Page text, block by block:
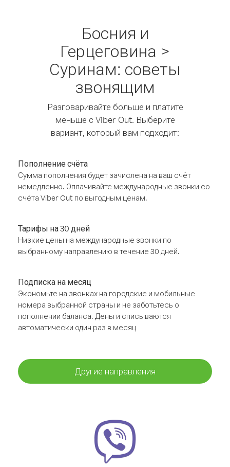
Босния и
Герцеговина >
Суринам: советы
звонящим
Разговаривайте больше и платите
меньше с Viber Out. Выберите
вариант, который вам подходит:
Пополнение счёта
Сумма пополнения будет зачислена на ваш счёт
немедленно. Оплачивайте международные звонки со
счёта Viber Out по выгодным ценам.
Тарифы на 30 дней
Низкие цены на международные звонки по
выбранному направлению в течение 30 дней.
Подписка на месяц
Экономьте на звонках на городские и мобильные
номера выбранной страны и не заботьтесь о
пополнении баланса. Деньги списываются
автоматически один раз в месяц
Другие направления